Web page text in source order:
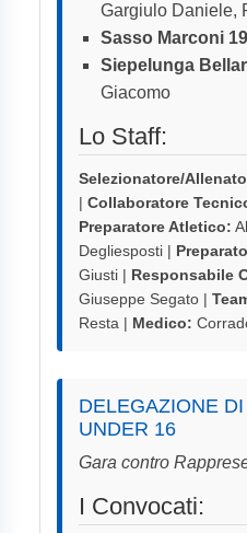
Gargiulo Daniele,
Sasso Marconi
Siepelunga
Giacomo
Lo Staff:
Selezionatore/
| Collaboratore
Preparatore Atletico:
Degliesposti |
Giusti | Responsabile
Giuseppe Segato |
Resta | Medico:
DELEGAZIONE
UNDER 16
Gara contro
I Convocati: